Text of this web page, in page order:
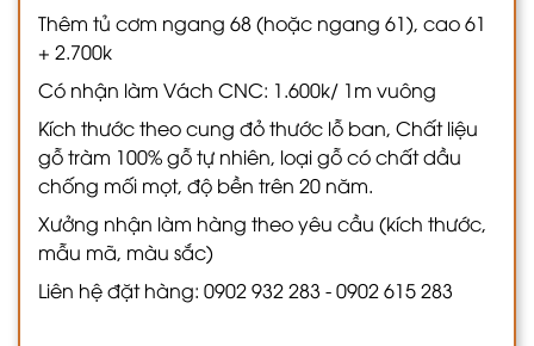
Thêm tủ cơm ngang 68 (hoặc ngang 61), cao 61
+ 2.700k
Có nhận làm Vách CNC: 1.600k/ 1m vuông
Kích thước theo cung đỏ thước lỗ ban, Chất liệu
gỗ tràm 100% gỗ tự nhiên, loại gỗ có chất dầu
chống mối mọt, độ bền trên 20 năm.
Xưởng nhận làm hàng theo yêu cầu (kích thước,
mẫu mã, màu sắc)
Liên hệ đặt hàng: 0902 932 283 - 0902 615 283